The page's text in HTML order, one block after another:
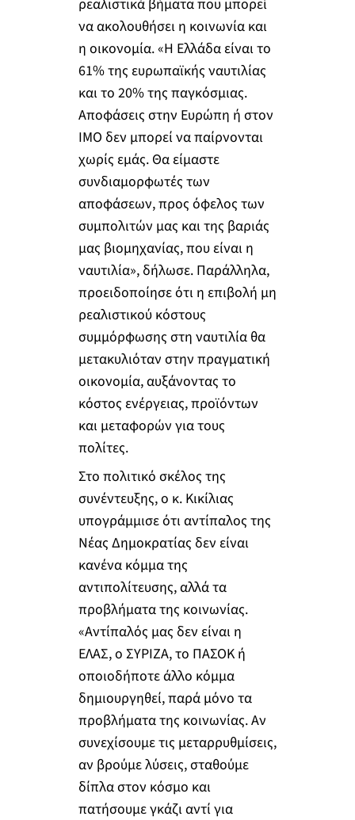
ρεαλιστικά βήματα που μπορεί
να ακολουθήσει η κοινωνία και
η οικονομία. «Η Ελλάδα είναι το
61% της ευρωπαϊκής ναυτιλίας
και το 20% της παγκόσμιας.
Αποφάσεις στην Ευρώπη ή στον
ΙΜΟ δεν μπορεί να παίρνονται
χωρίς εμάς. Θα είμαστε
συνδιαμορφωτές των
αποφάσεων, προς όφελος των
συμπολιτών μας και της βαριάς
μας βιομηχανίας, που είναι η
ναυτιλία», δήλωσε. Παράλληλα,
προειδοποίησε ότι η επιβολή μη
ρεαλιστικού κόστους
συμμόρφωσης στη ναυτιλία θα
μετακυλιόταν στην πραγματική
οικονομία, αυξάνοντας το
κόστος ενέργειας, προϊόντων
και μεταφορών για τους
πολίτες.
Στο πολιτικό σκέλος της
συνέντευξης, ο κ. Κικίλιας
υπογράμμισε ότι αντίπαλος της
Νέας Δημοκρατίας δεν είναι
κανένα κόμμα της
αντιπολίτευσης, αλλά τα
προβλήματα της κοινωνίας.
«Αντίπαλός μας δεν είναι η
ΕΛΑΣ, ο ΣΥΡΙΖΑ, το ΠΑΣΟΚ ή
οποιοδήποτε άλλο κόμμα
δημιουργηθεί, παρά μόνο τα
προβλήματα της κοινωνίας. Αν
συνεχίσουμε τις μεταρρυθμίσεις,
αν βρούμε λύσεις, σταθούμε
δίπλα στον κόσμο και
πατήσουμε γκάζι αντί για